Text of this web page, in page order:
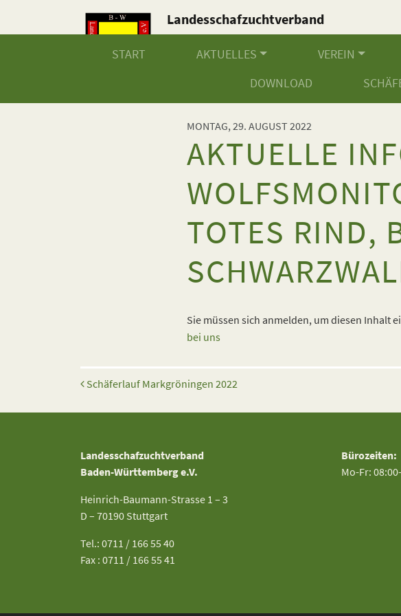
Landesschafzuchtverband
Baden-Württemberg e.V.
START AKTUELLES VEREIN
DOWNLOAD
MONTAG, 29. AUGUST 2022
AKTUELLE
TOTES RIND,
Sie müssen sich anmelden, um diesen Inhalt
bei uns
Beitrags-Navigation
Schäferlauf Markgröningen 2022
Landesschafzuchtverband
Baden-Württemberg e.V.
Heinrich-Baumann-Strasse 1 – 3
D – 70190 Stuttgart
Tel.: 0711 / 166 55 40
Fax : 0711 / 166 55 41
Bürozeiten:
Mo-Fr: